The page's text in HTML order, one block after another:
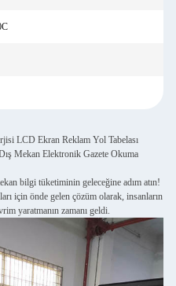
LCD Ekran Reklam Yol Tabelası
Mekan Elektronik Gazete Okuma
bilgi tüketiminin geleceğine adım atın!
için önde gelen çözüm olarak, insanların
yaratmanın zamanı geldi.